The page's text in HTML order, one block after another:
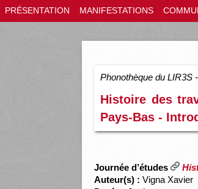
PRÉSENTATION MANIFESTATIONS
Phonothèque du LIR3S
Histoire des
Pays-Bas -
Journée d’études
Auteur(s) : Vigna Xavier